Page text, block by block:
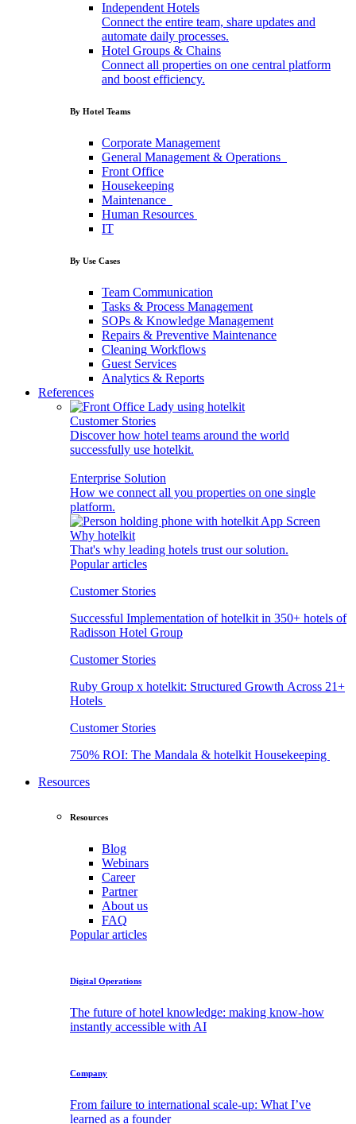
Independent Hotels
Connect the entire team, share updates and
automate daily processes.
Hotel Groups & Chains
Connect all properties on one central platform
and boost efficiency.
By Hotel Teams
Corporate Management
General Management & Operations
Front Office
Housekeeping
Maintenance
Human Resources
IT
By Use Cases
Team Communication
Tasks & Process Management
SOPs & Knowledge Management
Repairs & Preventive Maintenance
Cleaning Workflows
Guest Services
Analytics & Reports
References
Customer Stories
Discover how hotel teams around the world
successfully use hotelkit.
Enterprise Solution
How we connect all you properties on one single
platform.
Why hotelkit
That's why leading hotels trust our solution.
Popular articles
Customer Stories
Successful Implementation of hotelkit in 350+ hotels of
Radisson Hotel Group
Customer Stories
Ruby Group x hotelkit: Structured Growth Across 21+
Hotels
Customer Stories
750% ROI: The Mandala & hotelkit Housekeeping
Resources
Resources
Blog
Webinars
Career
Partner
About us
FAQ
Popular articles
Digital Operations
The future of hotel knowledge: making know-how
instantly accessible with AI
Company
From failure to international scale-up: What I’ve
learned as a founder